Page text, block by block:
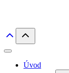
Úvod